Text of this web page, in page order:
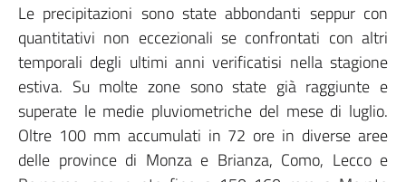
Le precipitazioni sono state abbondanti seppur con
quantitativi non eccezionali se confrontati con altri
temporali degli ultimi anni verificatisi nella stagione
estiva. Su molte zone sono state già raggiunte e
superate le medie pluviometriche del mese di luglio.
Oltre 100 mm accumulati in 72 ore in diverse aree
delle province di Monza e Brianza, Como, Lecco e